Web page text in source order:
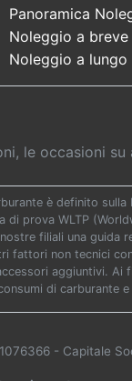
Panoramica
Noleggio a
Noleggio a lungo
le occasioni su
è definito
prova WLTP
filiali una
fattori non tecnici
aggiuntivi.
di carburante
- Capitale